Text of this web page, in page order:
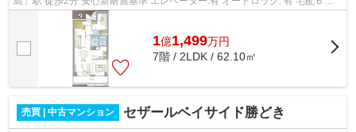
1億1,499万円
7階 / 2LDK / 62.10㎡
売買 | 中古マンション セザールベイサイド勝どき